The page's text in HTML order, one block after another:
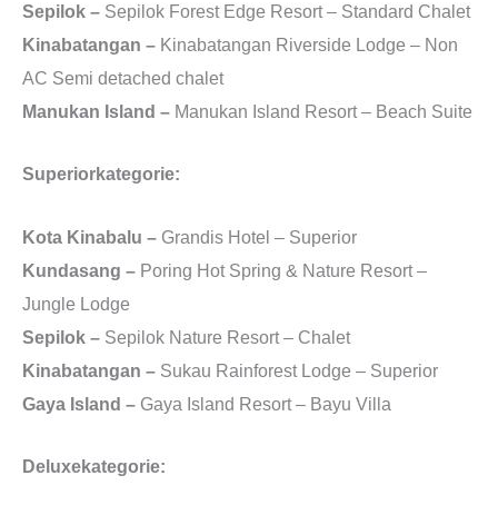
Sepilok – Sepilok Forest Edge Resort – Standard Chalet
Kinabatangan – Kinabatangan Riverside Lodge – Non
AC Semi detached chalet
Manukan Island – Manukan Island Resort – Beach Suite
Superiorkategorie:
Kota Kinabalu – Grandis Hotel – Superior
Kundasang – Poring Hot Spring & Nature Resort –
Jungle Lodge
Sepilok – Sepilok Nature Resort – Chalet
Kinabatangan – Sukau Rainforest Lodge – Superior
Gaya Island – Gaya Island Resort – Bayu Villa
Deluxekategorie: